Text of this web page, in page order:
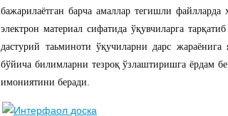
бажарилаётган барча амаллар тегишли файлларда
электрон материал сифатида ўқувчиларга
дастурий таьминоти ўқучиларни дарс
бўйича билимларни тезроқ ўзлаштиришга ёрдам
имониятини беради.